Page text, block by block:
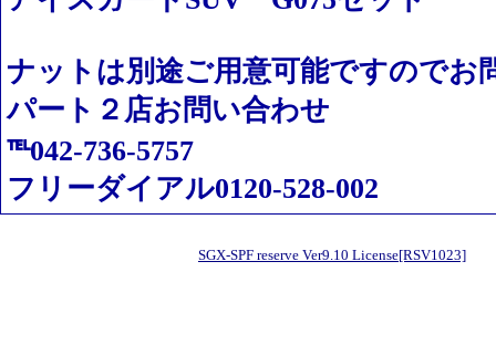
ナットは別途ご用意可能ですのでお
パート２店お問い合わせ
℡042-736-5757
フリーダイアル0120-528-002
SGX-SPF reserve Ver9.10 License[RSV1023]